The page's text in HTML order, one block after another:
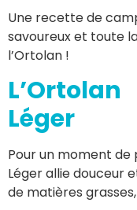
Une recette de
savoureux et toute
l’Ortolan !
L’Ortolan
Léger
Pour un moment de
Léger allie douceur
de matières